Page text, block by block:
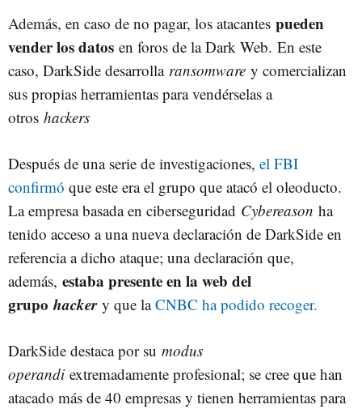
Además, en caso de no pagar, los atacantes pueden
vender los datos en foros de la Dark Web. En este
caso, DarkSide desarrolla ransomware y comercializan
sus propias herramientas para vendérselas a
otros hackers
Después de una serie de investigaciones, el FBI
confirmó que este era el grupo que atacó el oleoducto.
La empresa basada en ciberseguridad Cybereason ha
tenido acceso a una nueva declaración de DarkSide en
referencia a dicho ataque; una declaración que,
además, estaba presente en la web del
grupohacker y que laCNBC ha podido recoger.
DarkSide destaca por su modus
operandi extremadamente profesional; se cree que han
atacado más de 40 empresas y tienen herramientas para